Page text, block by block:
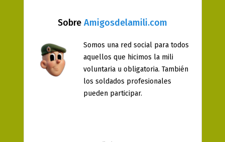
Sobre Amigosdelamili.com
Somos una red social para todos
aquellos que hicimos la mili
voluntaria u obligatoria. También
los soldados profesionales
pueden participar.